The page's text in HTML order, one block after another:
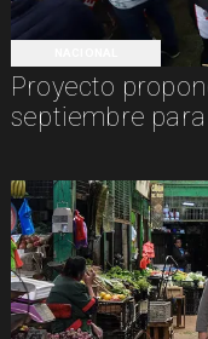
Proyecto
septiembre